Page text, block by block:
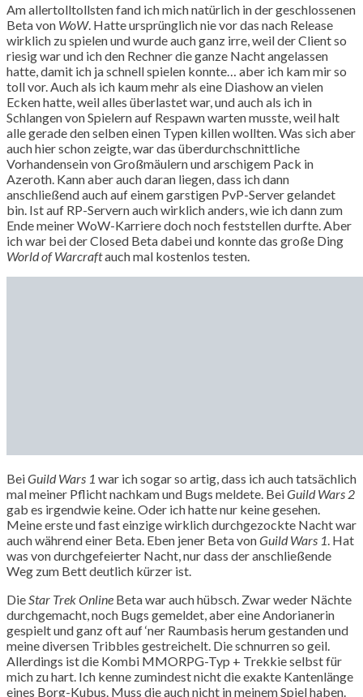
Am allertolltollsten fand ich mich natürlich in der geschlossenen
Beta von WoW. Hatte ursprünglich nie vor das nach Release
wirklich zu spielen und wurde auch ganz irre, weil der Client so
riesig war und ich den Rechner die ganze Nacht angelassen
hatte, damit ich ja schnell spielen konnte… aber ich kam mir so
toll vor. Auch als ich kaum mehr als eine Diashow an vielen
Ecken hatte, weil alles überlastet war, und auch als ich in
Schlangen von Spielern auf Respawn warten musste, weil halt
alle gerade den selben einen Typen killen wollten. Was sich aber
auch hier schon zeigte, war das überdurchschnittliche
Vorhandensein von Großmäulern und arschigem Pack in
Azeroth. Kann aber auch daran liegen, dass ich dann
anschließend auch auf einem garstigen PvP-Server gelandet
bin. Ist auf RP-Servern auch wirklich anders, wie ich dann zum
Ende meiner WoW-Karriere doch noch feststellen durfte. Aber
ich war bei der Closed Beta dabei und konnte das große Ding
World of Warcraftauch mal kostenlos testen.
BeiGuild Wars 1 war ich sogar so artig, dass ich auch tatsächlich
mal meiner Pflicht nachkam und Bugs meldete. BeiGuild Wars 2
gab es irgendwie keine. Oder ich hatte nur keine gesehen.
Meine erste und fast einzige wirklich durchgezockte Nacht war
auch während einer Beta. Eben jener Beta vonGuild Wars 1 . Hat
was von durchgefeierter Nacht, nur dass der anschließende
Weg zum Bett deutlich kürzer ist.
Die Star Trek Online Beta war auch hübsch. Zwar weder Nächte
durchgemacht, noch Bugs gemeldet, aber eine Andorianerin
gespielt und ganz oft auf ‘ner Raumbasis herum gestanden und
meine diversen Tribbles gestreichelt. Die schnurren so geil.
Allerdings ist die Kombi MMORPG-Typ + Trekkie selbst für
mich zu hart. Ich kenne zumindest nicht die exakte Kantenlänge
eines Borg-Kubus. Muss die auch nicht in meinem Spiel haben.